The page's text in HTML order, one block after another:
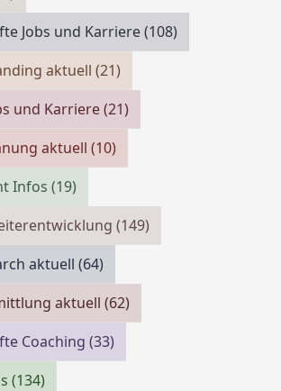
Jobs und Karriere(108)
aktuell(21)
und Karriere(21)
aktuell(10)
Infos(19)
(149)
aktuell(64)
aktuell(62)
Coaching(33)
(134)